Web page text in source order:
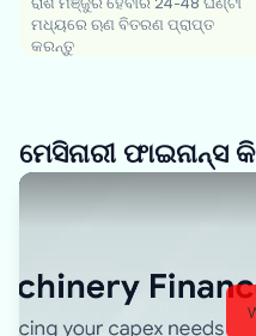
ମଧ୍ୟରେ ଋଣ ବିତରଣ ପ୍ରାପ୍ତ
କରନ୍ତୁ
ମେସିନାରୀ ଫାଇନାନ୍ସ